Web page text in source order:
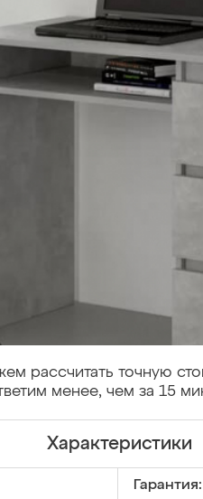
рассчитать точную
менее, чем за 15
Характеристики
Гарантия: